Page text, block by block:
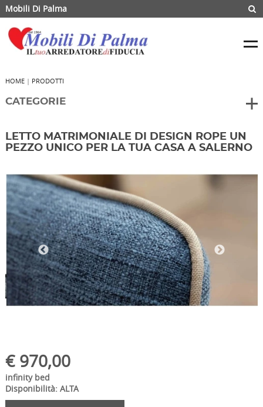
Mobili Di Palma
HOME| PRODOTTI
CATEGORIE
LETTO MATRIMONIALE DI DESIGN ROPE UN
PEZZO UNICO PER LA TUA CASA A SALERNO
€ 970,00
infinity bed
Disponibilità: ALTA